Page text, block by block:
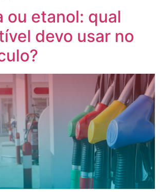
ou etanol: qual
devo usar no